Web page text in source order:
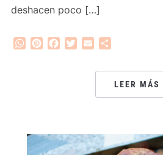
deshacen poco […]
WhatsApp
PinterestFacebook
Twitter
Email
LEER MÁS